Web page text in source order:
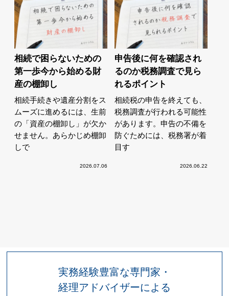
相続で困らないための
第一歩今から始める財
産の棚卸し
相続手続きや遺産分割をス
ムーズに進めるには、生前
の「資産の棚卸し」が欠か
せません。あらかじめ棚卸
しで
2026.07.06
申告後に何を確認され
るのか税務調査で見ら
れるポイント
相続税の申告を終えても、
税務調査が行われる可能性
があります。申告の不備を
防ぐためには、税務署が着
目す
2026.06.22
実務経験豊富な専門家・
経理アドバイザーによる